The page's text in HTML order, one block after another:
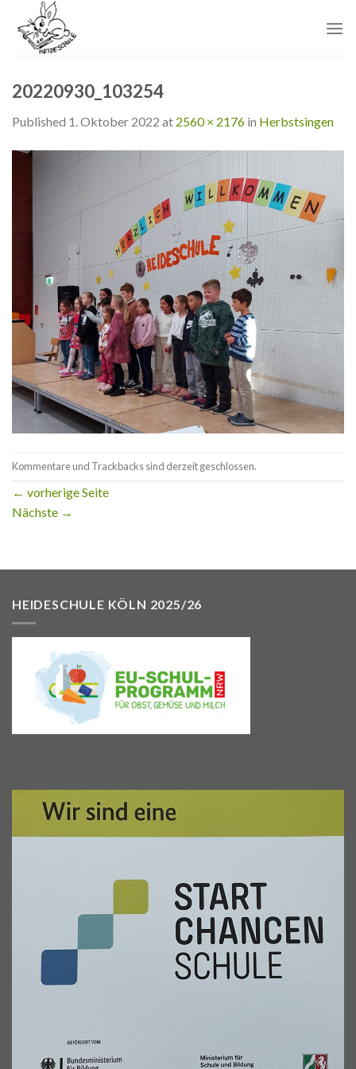
content
20220930_103254
Published 1. Oktober 2022 at 2560 × 2176 in Herbstsingen
Kommentare und Trackbacks sind derzeit geschlossen.
← vorherige Seite
Nächste →
HEIDESCHULE KÖLN 2025/26